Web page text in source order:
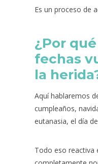
Es un proceso de
¿Por
fechas
la
Aquí hablaremos
cumpleaños,
eutanasia, el día
Todo eso reactiva